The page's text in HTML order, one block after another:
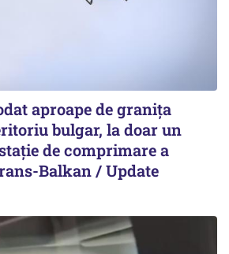
aproape de granița
bulgar, la doar un
de comprimare a
Balkan / Update